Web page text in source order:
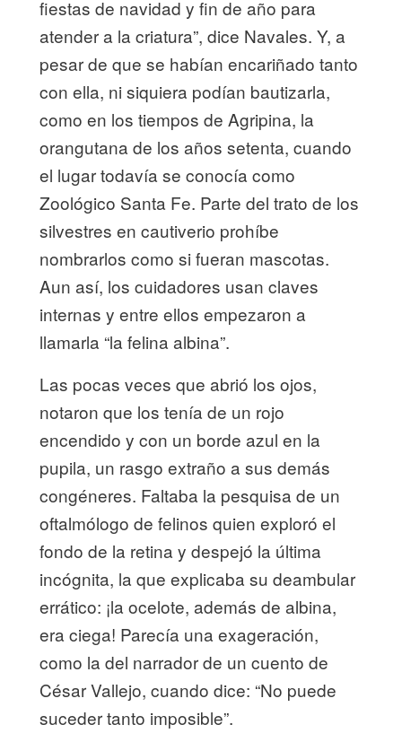
fiestas de navidad y fin de año para
atender a la criatura”, dice Navales. Y, a
pesar de que se habían encariñado tanto
con ella, ni siquiera podían bautizarla,
como en los tiempos de Agripina, la
orangutana de los años setenta, cuando
el lugar todavía se conocía como
Zoológico Santa Fe. Parte del trato de los
silvestres en cautiverio prohíbe
nombrarlos como si fueran mascotas.
Aun así, los cuidadores usan claves
internas y entre ellos empezaron a
llamarla “la felina albina”.
Las pocas veces que abrió los ojos,
notaron que los tenía de un rojo
encendido y con un borde azul en la
pupila, un rasgo extraño a sus demás
congéneres. Faltaba la pesquisa de un
oftalmólogo de felinos quien exploró el
fondo de la retina y despejó la última
incógnita, la que explicaba su deambular
errático: ¡la ocelote, además de albina,
era ciega! Parecía una exageración,
como la del narrador de un cuento de
César Vallejo, cuando dice: “No puede
suceder tanto imposible”.